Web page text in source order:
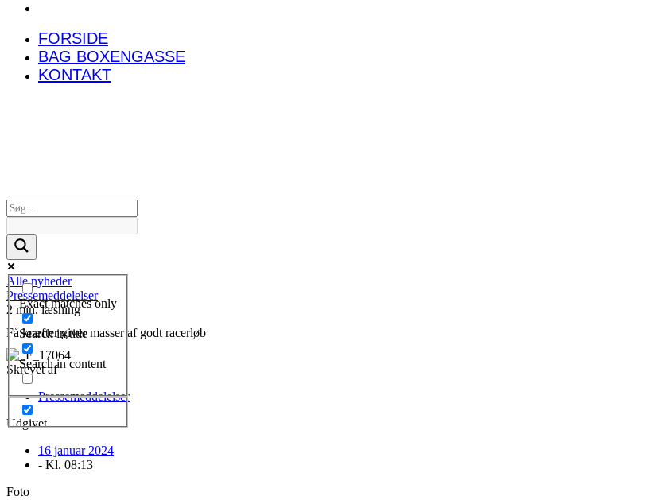
FORSIDE
BAG BOXENGASSE
KONTAKT
Exact matches only
Search in title
Search in content
Alle nyheder
Pressemeddelelser
2 min. læsning
Få kræfter giver masser af godt racerløb
Skrevet af
Pressemeddelelser
Udgivet
16 januar 2024
- Kl. 08:13
Foto